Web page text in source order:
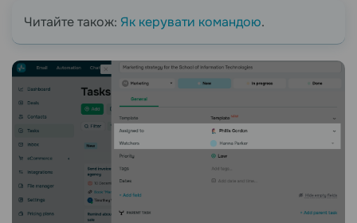
Читайте також: Як керувати командою.